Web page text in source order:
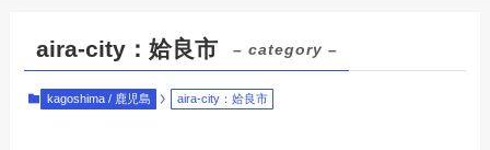
aira-city：姶良市 – category –
kagoshima / 鹿児島 aira-city：姶良市